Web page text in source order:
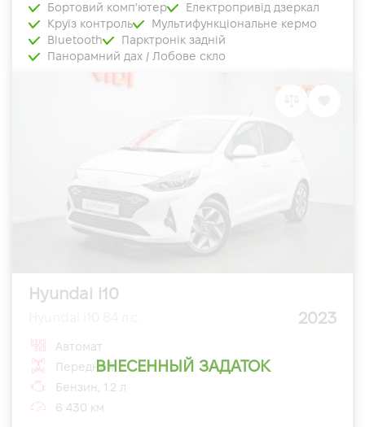
Бортовий комп'ютер
Електропривід дзеркал
Круїз контроль
Мультифункціональне кермо
Bluetooth
Парктронік задній
Панорамний дах / Лобове скло
ВНЕСЕННЫЙ ЗАДАТОК
Hyundai i10
2023
Автомат
Передний
Бензин, 1.2 л
6 430 км